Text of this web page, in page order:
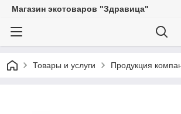
Магазин экотоваров "Здравица"
Товары и услуги Продукция